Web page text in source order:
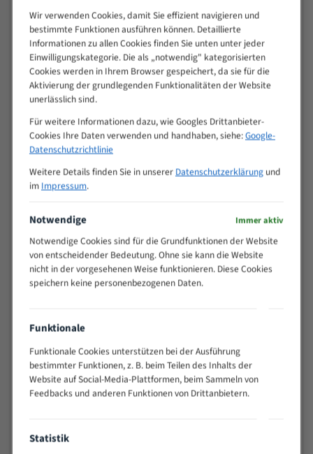
4/5
50
80
> 100
VOLLMATERIAL
M (mm)
Zoll (ZpZ))
>
25
10/14
15 - 40
8/12
25 - 50
50 - 120
80 - 180
3/4
130 -
350
2/3
200 -
> 500
0,75/1,25
Vorteile:
Widerstandsfähig gegen Zahnbruch auch bei
Wir verwenden Cookies, damit Sie effizient navigieren und
bestimmte Funktionen ausführen können. Detaillierte
Informationen zu allen Cookies finden Sie unten unter jeder
Einwilligungskategorie. Die als „notwendig" kategorisierten
Cookies werden in Ihrem Browser gespeichert, da sie für die
Aktivierung der grundlegenden Funktionalitäten der Website
unerlässlich sind.
Für weitere Informationen dazu, wie Googles Drittanbieter-
Cookies Ihre Daten verwenden und handhaben, siehe:Google-
Datenschutzrichtlinie
Weitere Details finden Sie in unserer Datenschutzerklärungund
im Impressum.
Notwendige Immer aktiv
Notwendige Cookies sind für die Grundfunktionen der Website
von entscheidender Bedeutung. Ohne sie kann die Website
nicht in der vorgesehenen Weise funktionieren. Diese Cookies
speichern keine personenbezogenen Daten.
Funktionale
Funktionale Cookies unterstützen bei der Ausführung
bestimmter Funktionen, z. B. beim Teilen des Inhalts der
Website auf Social-Media-Plattformen, beim Sammeln von
Feedbacks und anderen Funktionen von Drittanbietern.
Statistik